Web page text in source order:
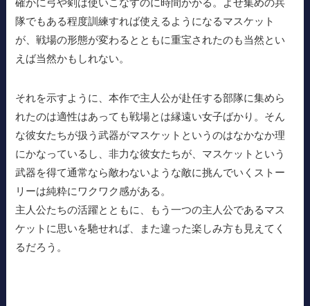
隊でもある程度訓練すれば使えるようになるマスケット
が、戦場の形態が変わるとともに重宝されたのも当然とい
えば当然かもしれない。
それを示すように、本作で主人公が赴任する部隊に集めら
れたのは適性はあっても戦場とは縁遠い女子ばかり。そん
な彼女たちが扱う武器がマスケットというのはなかなか理
にかなっているし、非力な彼女たちが、マスケットという
武器を得て通常なら敵わないような敵に挑んでいくストー
リーは純粋にワクワク感がある。
主人公たちの活躍とともに、もう一つの主人公であるマス
ケットに思いを馳せれば、また違った楽しみ方も見えてく
るだろう。